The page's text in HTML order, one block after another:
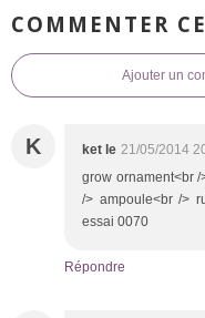
COMMENTER
Ajouter un
K ket le 21/05/2014
grow ornament<br
/> ampoule<br />
essai 0070
Répondre